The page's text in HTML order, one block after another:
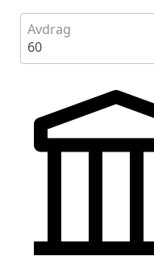
Avdrag
60